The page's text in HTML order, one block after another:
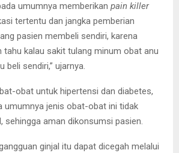
umumnya memberikan pain killer
tertentu dan jangka pemberian
pasien membeli sendiri, karena
tahu kalau sakit tulang minum obat anu
beli sendiri,” ujarnya.
obat untuk hipertensi dan diabetes,
umumnya jenis obat-obat ini tidak
sehingga aman dikonsumsi pasien.
ginjal itu dapat dicegah melalui